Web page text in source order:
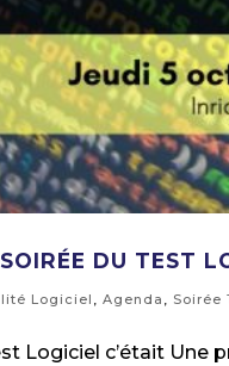
DU TEST
Logiciel ,Agenda , Soirée
Logiciel c’était Une